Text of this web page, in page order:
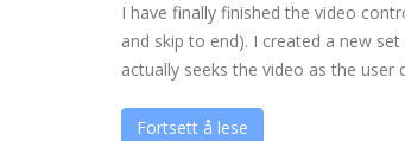
I have finally finished the video
and skip to end). I created a new
actually seeks the video as the user
Fortsett å lese